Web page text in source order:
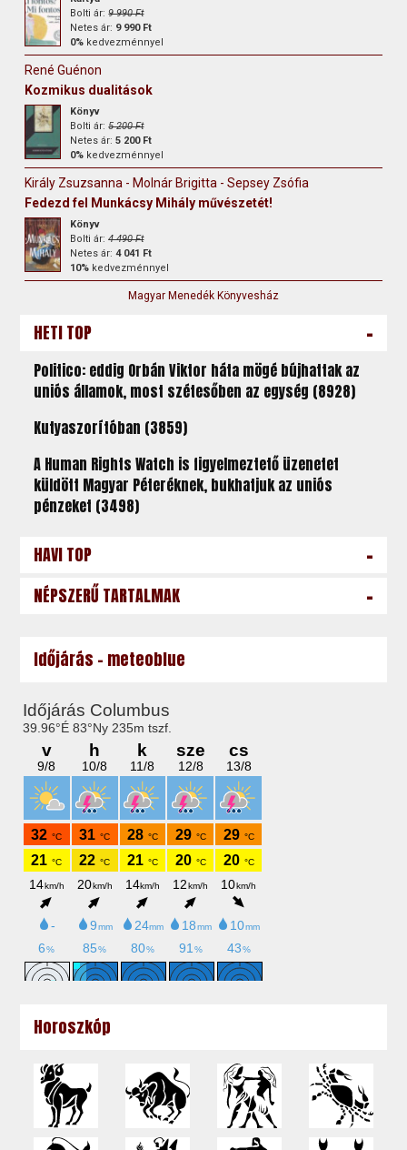
Bolti ár:9 990 Ft
Netes ár: 9 990 Ft
0% kedvezménnyel
René Guénon
Kozmikus dualitások
Könyv
Bolti ár:5 200 Ft
Netes ár:5 200 Ft
0% kedvezménnyel
Király Zsuzsanna - Molnár Brigitta - Sepsey Zsófia
Fedezd fel Munkácsy Mihály művészetét!
Könyv
Bolti ár:4 490 Ft
Netes ár:4 041 Ft
10% kedvezménnyel
Magyar Menedék Könyvesház
HETI TOP -
Politico: eddig Orbán Viktor háta mögé bújhattak az
uniós államok, most szétesőben az egység (8928)
Kutyaszorítóban (3859)
A Human Rights Watch is figyelmeztető üzenetet
küldött Magyar Péteréknek, bukhatjuk az uniós
pénzeket (3498)
HAVI TOP -
NÉPSZERŰ TARTALMAK -
Időjárás - meteoblue
Horoszkóp